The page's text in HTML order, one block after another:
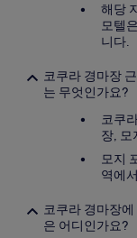
해당
모텔은
니다.
코쿠라 경마장
는 무엇인가요?
코쿠
장, 모
모지
역에
코쿠라 경마장
은 어디인가요?